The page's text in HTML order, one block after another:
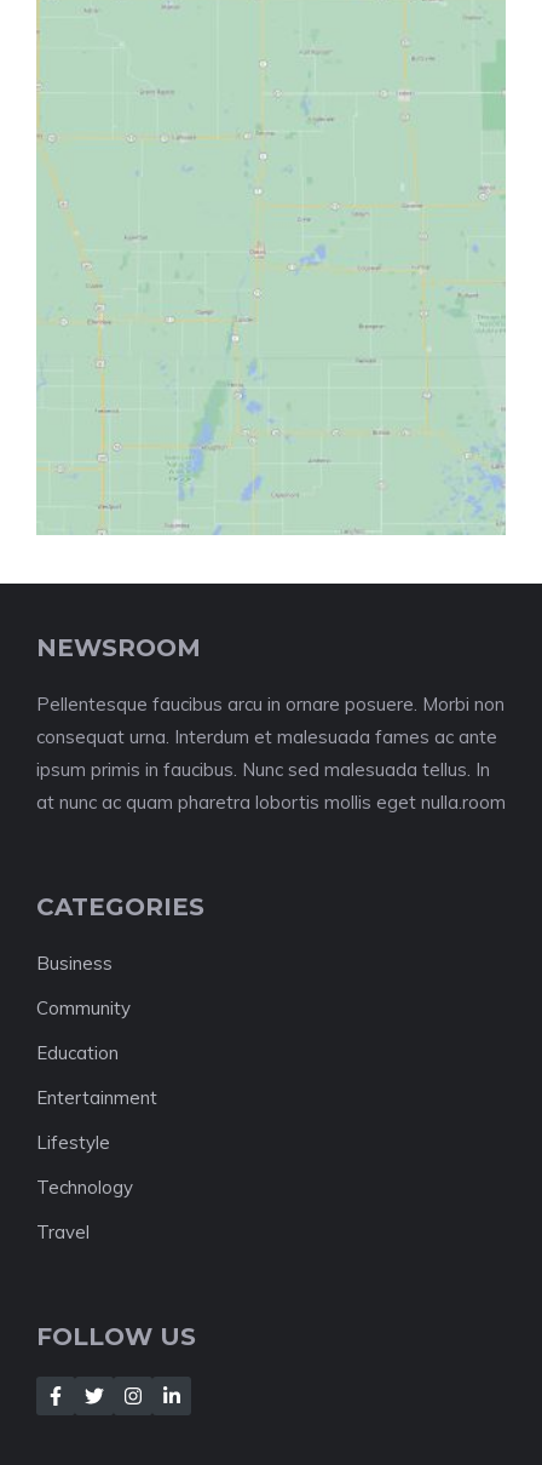
NEWSROOM
Pellentesque faucibus arcu in ornare posuere. Morbi non
consequat urna. Interdum et malesuada fames ac ante
ipsum primis in faucibus. Nunc sed malesuada tellus. In
at nunc ac quam pharetra lobortis mollis eget nulla.room
CATEGORIES
Business
Community
Education
Entertainment
Lifestyle
Technology
Travel
FOLLOW US